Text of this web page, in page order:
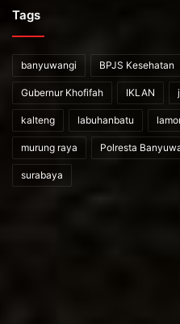
Tags
banyuwangi BPJS Kesehatan
Gubernur Khofifah IKLAN
kalteng labuhanbatu
murung raya Polresta
surabaya